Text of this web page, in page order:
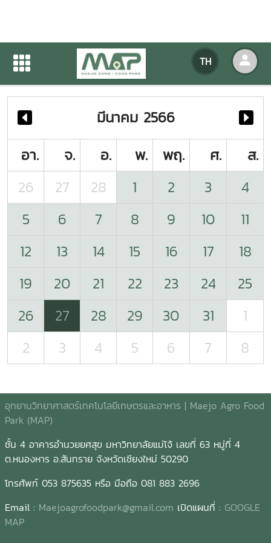
TH
ปฏิทินกิจกรรมของหน่วยงาน
ปฏิทินกิจกรรมของหน่วยงาน
มีนาคม 2566
อา.
จ. อ. พ. พฤ. ศ.
ส.
26
27 28 1 2 3
4
5
6 7 8 9 10
11
12
13 14 15 16 17
18
19
20 21 22 23 24
25
26
27 28 29 30 31
1
2
3 4 5 6 7 8
อุทยานวิทยาศาสตร์เทคโนโลยีเกษตรและอาหาร | Maejo Agro Food
Park (MAP)
ชั้น 4 อาคารอำนวยยศสุข มหาวิทยาลัยแม่โจ้ เลขที่ 63 หมู่ที่ 4
ต.หนองหาร อ.สันทราย จังหวัดเชียงใหม่ 50290
โทรศัพท์ 053 875635 หรือ มือถือ 081 883 2696
Email : Maejoagrofoodpark@gmail.com เปิดแผนที่ : GOOGLE
MAP